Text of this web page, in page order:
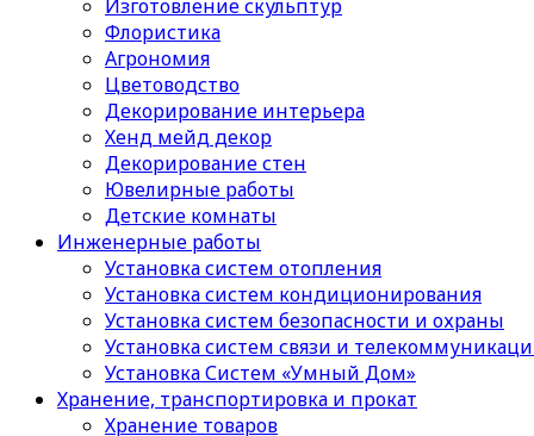
Изготовление скульптур
Флористика
Агрономия
Цветоводство
Декорирование интерьера
Хенд мейд декор
Декорирование стен
Ювелирные работы
Детские комнаты
Инженерные работы
Установка систем отопления
Установка систем кондиционирования
Установка систем безопасности и охраны
Установка систем связи и
Установка Систем «Умный Дом»
Хранение, транспортировка и прокат
Хранение товаров